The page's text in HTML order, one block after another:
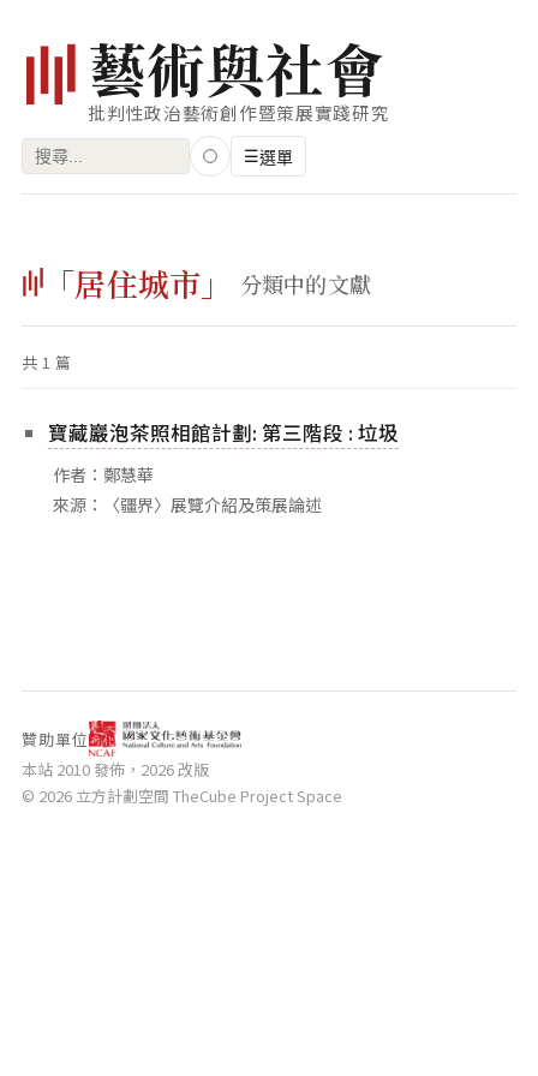
藝術與社會
批判性政治藝術創作暨策展實踐研究
搜
字:
☰選單
藝術家
創作類型
專題
索引
關鍵字
標籤雲
「居住城市」 分類中的文獻
共 1 篇
寶藏巖泡茶照相館計劃: 第三階段 : 垃圾
作者：鄭慧華
來源：〈疆界〉展覽介紹及策展論述
贊助單位
本站 2010 發佈，2026 改版
© 2026 立方計劃空間 TheCube Project Space